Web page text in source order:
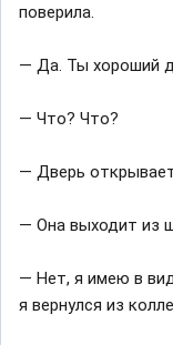
поверила.
— Да. Ты хороший
— Что? Что?
— Дверь
— Она выходит из
— Нет, я имею в
я вернулся из